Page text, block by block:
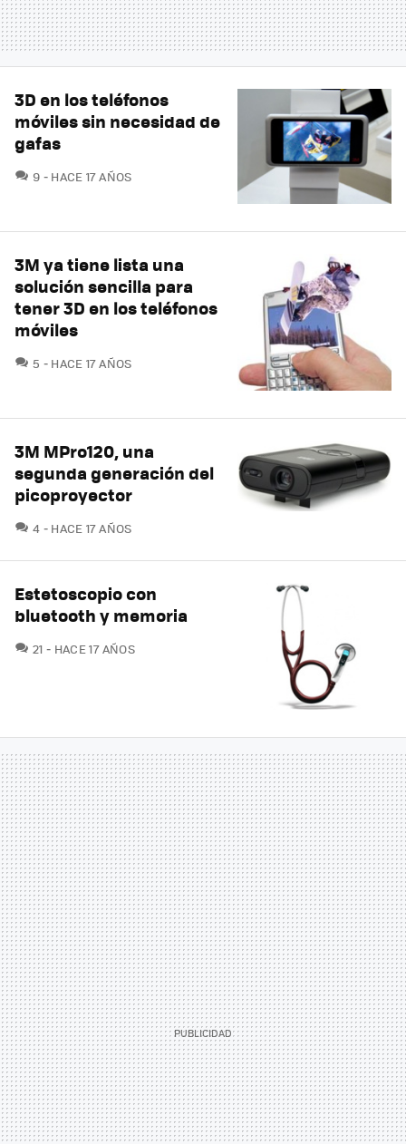
3D en los teléfonos
móviles sin necesidad de
gafas
9 COMENTARIOS
HACE 17 AÑOS
3M ya tiene lista una
solución sencilla para
tener 3D en los teléfonos
móviles
5 COMENTARIOS
HACE 17 AÑOS
3M MPro120, una
segunda generación del
picoproyector
4 COMENTARIOS
HACE 17 AÑOS
Estetoscopio con
bluetooth y memoria
21 COMENTARIOS
HACE 17 AÑOS